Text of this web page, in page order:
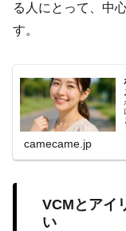
る人にとって、中
す。
camecame.jp
VCMとアイ
い